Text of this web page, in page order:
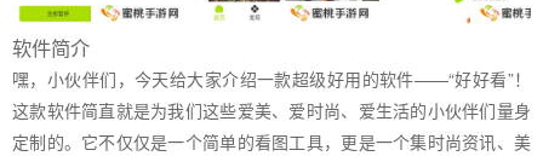
软件简介
嘿，小伙伴们，今天给大家介绍一款超级好用的软件——“好好看”！
这款软件简直就是为我们这些爱美、爱时尚、爱生活的小伙伴们量身
定制的。它不仅仅是一个简单的看图工具，更是一个集时尚资讯、美